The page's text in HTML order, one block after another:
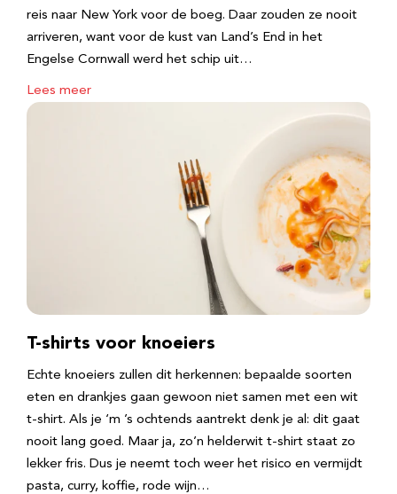
reis naar New York voor de boeg. Daar zouden ze nooit
arriveren, want voor de kust van Land’s End in het
Engelse Cornwall werd het schip uit…
Lees meer
T-shirts voor knoeiers
Echte knoeiers zullen dit herkennen: bepaalde soorten
eten en drankjes gaan gewoon niet samen met een wit
t-shirt. Als je ‘m ’s ochtends aantrekt denk je al: dit gaat
nooit lang goed. Maar ja, zo’n helderwit t-shirt staat zo
lekker fris. Dus je neemt toch weer het risico en vermijdt
pasta, curry, koffie, rode wijn…